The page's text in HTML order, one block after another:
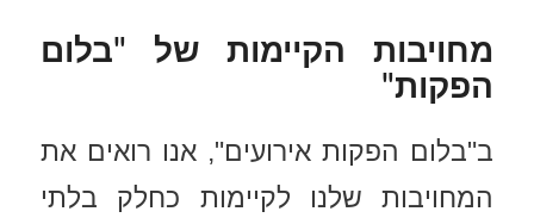
מחויבות הקיימות של "בלום
הפקות"
ב"בלום הפקות אירועים", אנו רואים את
המחויבות שלנו לקיימות כחלק בלתי